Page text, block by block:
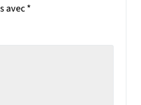
avec*